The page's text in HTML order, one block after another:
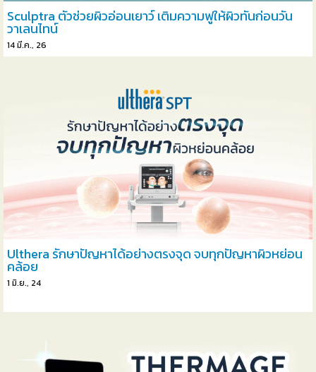
Sculptra ตัวช่วยผิวอ่อนเยาว์ เติมความฟูให้ผิวทันก่อนวัน
วาเลนไทน์
14มี.ค., 26
Ulthera รักษาปัญหาได้อย่างตรงจุด จบทุกปัญหาผิวหย่อน
คล้อย
1 มิ.ย., 24